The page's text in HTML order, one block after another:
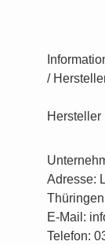
/
Hersteller
Adresse:
E-Mail:
Telefon: